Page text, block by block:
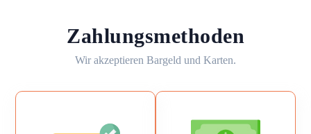
Zahlungsmethoden
Wir akzeptieren Bargeld und Karten.